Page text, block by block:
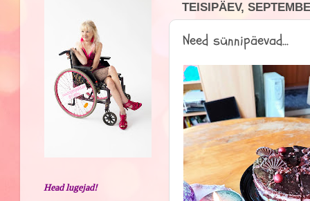
TEISIPÄEV,
Need sünnipäevad...
Head lugejad!